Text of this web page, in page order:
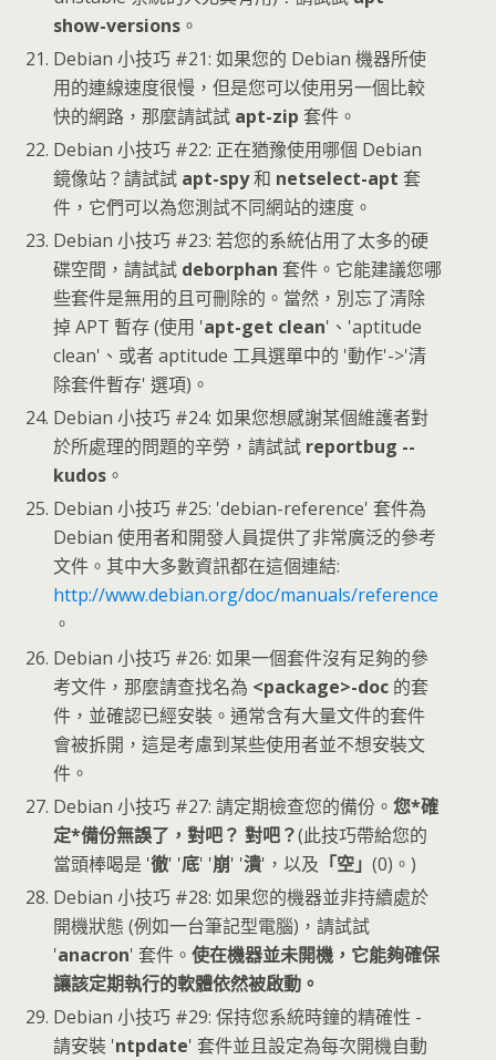
show-versions 。
Debian 小技巧 #21: 如果您的 Debian 機器所使
用的連線速度很慢，但是您可以使用另一個比較
快的網路，那麼請試試 apt-zip 套件。
Debian 小技巧 #22: 正在猶豫使用哪個 Debian
鏡像站？請試試 apt-spy和 netselect-apt 套
件，它們可以為您測試不同網站的速度。
Debian 小技巧 #23: 若您的系統佔用了太多的硬
碟空間，請試試 deborphan 套件。它能建議您哪
些套件是無用的且可刪除的。當然，別忘了清除
掉 APT 暫存 (使用 'apt-get clean'、'aptitude
clean'、或者 aptitude 工具選單中的 '動作'->'清
除套件暫存' 選項)。
Debian 小技巧 #24: 如果您想感謝某個維護者對
於所處理的問題的辛勞，請試試 reportbug --
kudos 。
Debian 小技巧 #25: 'debian-reference' 套件為
Debian 使用者和開發人員提供了非常廣泛的參考
文件。其中大多數資訊都在這個連結:
http://www.debian.org/doc/manuals/reference
。
Debian 小技巧 #26: 如果一個套件沒有足夠的參
考文件，那麼請查找名為 <package>-doc 的套
件，並確認已經安裝。通常含有大量文件的套件
會被拆開，這是考慮到某些使用者並不想安裝文
件。
Debian 小技巧 #27: 請定期檢查您的備份。您*確
定*備份無誤了，對吧？ 對吧？(此技巧帶給您的
當頭棒喝是 '徹' '底' '崩' '潰'，以及 「空」(0)。)
Debian 小技巧 #28: 如果您的機器並非持續處於
開機狀態 (例如一台筆記型電腦)，請試試
'anacron' 套件。使在機器並未開機，它能夠確保
讓該定期執行的軟體依然被啟動。
Debian 小技巧 #29: 保持您系統時鐘的精確性 -
請安裝 'ntpdate' 套件並且設定為每次開機自動